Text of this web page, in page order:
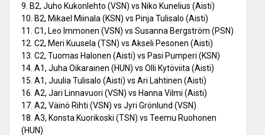
9. B2, Juho Kukonlehto (VSN) vs Niko Kunelius (Aisti)
10. B2, Mikael Miinala (KSN) vs Pinja Tulisalo (Aisti)
11. C1, Leo Immonen (VSN) vs Susanna Bergström (PSN)
12. C2, Meri Kuusela (TSN) vs Akseli Pesonen (Aisti)
13. C2, Tuomas Halonen (Aisti) vs Pasi Pumperi (KSN)
14. A1, Juha Oikarainen (HUN) vs Olli Kytöviita (Aisti)
15. A1, Juulia Tulisalo (Aisti) vs Ari Lahtinen (Aisti)
16. A2, Jari Linnavuori (VSN) vs Hanna Vilmi (Aisti)
17. A2, Väinö Rihti (VSN) vs Jyri Grönlund (VSN)
18. A3, Konsta Kuorikoski (TSN) vs Teemu Ruohonen
(HUN)